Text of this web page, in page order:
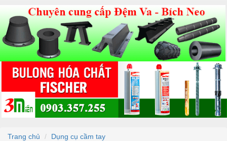
Trang chủ
Dụng cụ cầm tay